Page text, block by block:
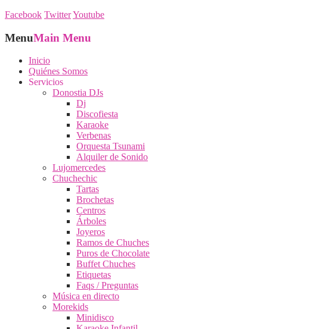
Facebook TwitterYoutube
MenuMain Menu
Inicio
Quiénes Somos
Servicios
Donostia DJs
Dj
Discofiesta
Karaoke
Verbenas
Orquesta Tsunami
Alquiler de Sonido
Lujomercedes
Chuchechic
Tartas
Brochetas
Centros
Árboles
Joyeros
Ramos de Chuches
Puros de Chocolate
Buffet Chuches
Etiquetas
Faqs / Preguntas
Música en directo
Morekids
Minidisco